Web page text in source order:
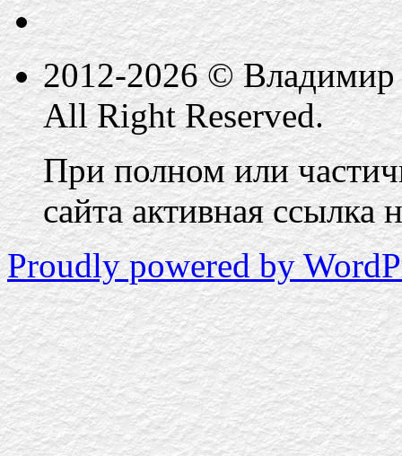
2012-2026 ©
All Right Reserved.
При полном или
сайта активная ссылка
Proudly powered by